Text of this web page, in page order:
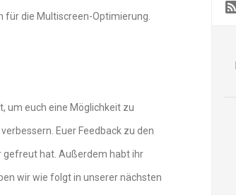
die Multiscreen-Optimierung.
um euch eine Möglichkeit zu
Euer Feedback zu den
gefreut hat. Außerdem habt ihr
wir wie folgt in unserer nächsten